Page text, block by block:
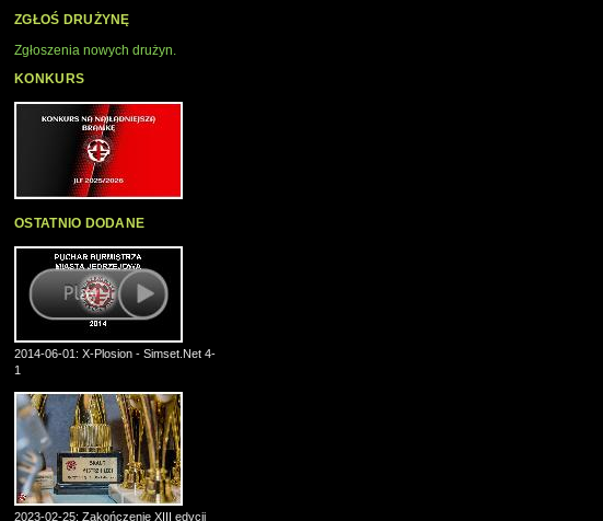
ZGŁOŚ DRUŻYNĘ
Zgłoszenia nowych drużyn.
KONKURS
OSTATNIO DODANE
2014-06-01: X-Plosion - Simset.Net 4-
1
2023-02-25: Zakończenie XIII edycji